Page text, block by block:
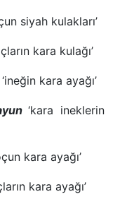
siyah kulakları’
kara kulağı’
‘ineğin kara ayağı’
‘kara ineklerin
kara ayağı’
kara ayağı’